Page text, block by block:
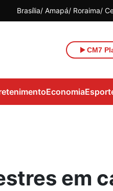
Brasília Amapá Roraima
CM7
Economia
em